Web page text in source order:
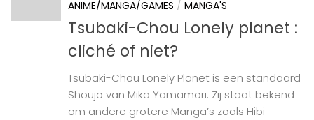
ANIME/MANGA/GAMES / MANGA'S
Tsubaki-Chou Lonely planet :
cliché of niet?
Tsubaki-Chou Lonely Planet is een standaard
Shoujo van Mika Yamamori. Zij staat bekend
om andere grotere Manga’s zoals Hibi